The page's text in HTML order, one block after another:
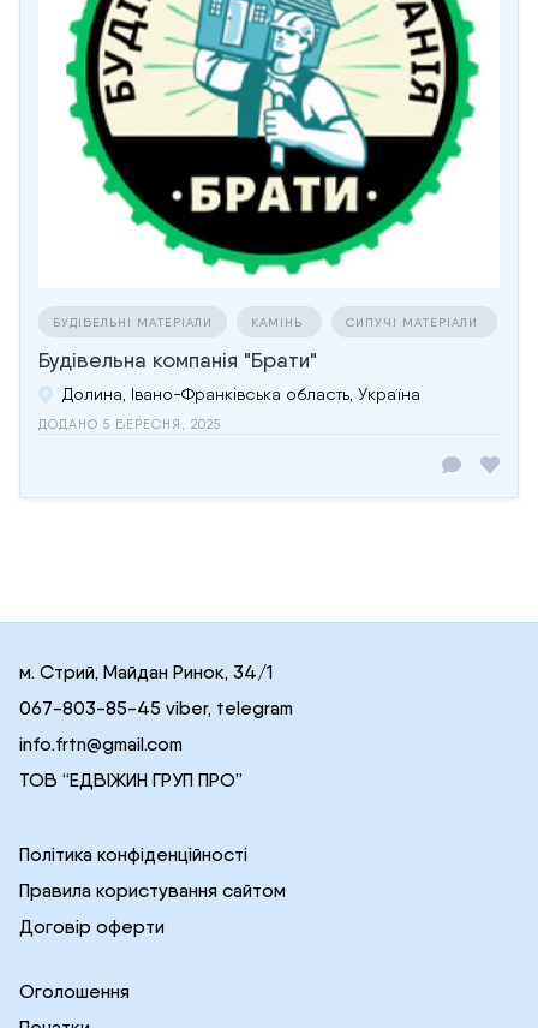
БУДІВЕЛЬНІ МАТЕРІАЛИ КАМІНЬ СИПУЧІ МАТЕРІАЛИ
Будівельна компанія "Брати"
Долина, Івано-Франківська область, Україна
ДОДАНО 5 ВЕРЕСНЯ, 2025
м. Стрий, Майдан Ринок, 34/1
067-803-85-45 viber, telegram
info.frtn@gmail.com
ТОВ “ЕДВІЖИН ГРУП ПРО”
Політика конфіденційності
Правила користування сайтом
Договір оферти
Оголошення